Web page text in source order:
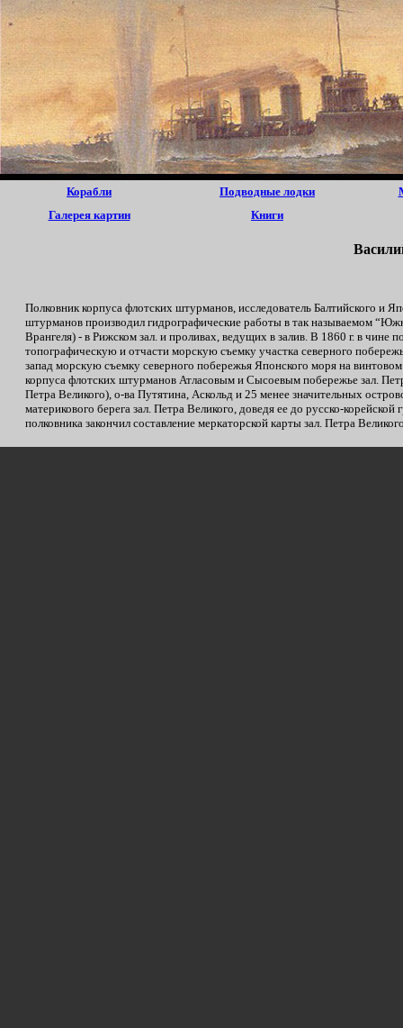
Корабли Подводные лодки
Галерея картин
Книги
Полковник корпуса флотских штурманов, исследователь Балтийского и
штурманов производил гидрографические работы в так называемом
Врангеля) - в Рижском зал. и проливах, ведущих в залив. В 1860 г. в чине
топографическую и отчасти морскую съемку участка северного
запад морскую съемку северного побережья Японского моря на
корпуса флотских штурманов Атласовым и Сысоевым побережье зал.
Петра Великого), о-ва Путятина, Аскольд и 25 менее значительных
материкового берега зал. Петра Великого, доведя ее до русско-
полковника закончил составление меркаторской карты зал. Петра